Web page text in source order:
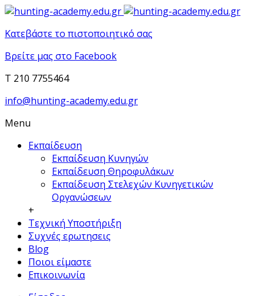
Κατεβάστε το πιστοποιητικό σας
Βρείτε μας στο Facebook
T 210 7755464
info@hunting-academy.edu.gr
Menu
Εκπαίδευση
Εκπαίδευση Κυνηγών
Εκπαίδευση Θηροφυλάκων
Εκπαίδευση Στελεχών Κυνηγετικών
Οργανώσεων
+
Τεχνική Υποστήριξη
Συχνές ερωτησεις
Blog
Ποιοι είμαστε
Επικοινωνία